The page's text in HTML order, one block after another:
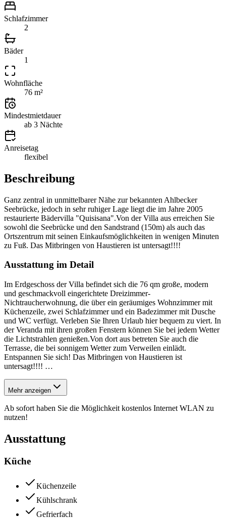
Schlafzimmer
2
Bäder
1
Wohnfläche
76 m²
Mindestmietdauer
ab 3 Nächte
Anreisetag
flexibel
Beschreibung
Ganz zentral in unmittelbarer Nähe zur bekannten Ahlbecker
Seebrücke, jedoch in sehr ruhiger Lage liegt die im Jahre 2005
restaurierte Bädervilla "Quisisana".Von der Villa aus erreichen Sie
sowohl die Seebrücke und den Sandstrand (150m) als auch das
Ortszentrum mit seinen Einkaufsmöglichkeiten in wenigen Minuten
zu Fuß. Das Mitbringen von Haustieren ist untersagt!!!!
Ausstattung im Detail
Im Erdgeschoss der Villa befindet sich die 76 qm große, modern
und geschmackvoll eingerichtete Dreizimmer-
Nichtraucherwohnung, die über ein geräumiges Wohnzimmer mit
Küchenzeile, zwei Schlafzimmer und ein Badezimmer mit Dusche
und WC verfügt. Verleben Sie Ihren Urlaub hier bequem zu viert. In
der Veranda mit ihren großen Fenstern können Sie bei jedem Wetter
die Lichtstrahlen genießen.Von dort aus betreten Sie auch die
Terrasse, die bei sonnigem Wetter zum Verweilen einlädt.
Entspannen Sie sich! Das Mitbringen von Haustieren ist
untersagt!!!! …
Mehr anzeigen
Ab sofort haben Sie die Möglichkeit kostenlos Internet WLAN zu
nutzen!
Ausstattung
Küche
Küchenzeile
Kühlschrank
Gefrierfach